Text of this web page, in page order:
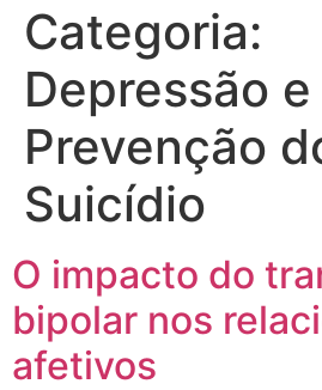
Categoria:
Depressão e
Prevenção
Suicídio
O impacto do
bipolar nos
afetivos